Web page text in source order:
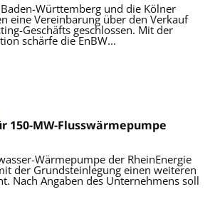
Baden-Württemberg und die Kölner
eine Vereinbarung über den Verkauf
Geschäfts geschlossen. Mit der
schärfe die EnBW...
150-MW-Flusswärmepumpe
Wärmepumpe der RheinEnergie
der Grundsteinlegung einen weiteren
Nach Angaben des Unternehmens soll